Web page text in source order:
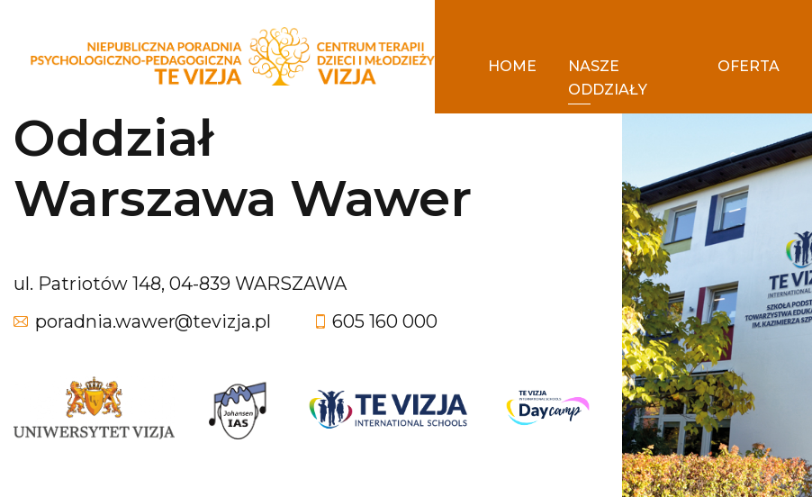
HOME
NASZE
ODDZIAŁY
OFERTA
Oddział
Warszawa Wawer
ul. Patriotów 148, 04-839 WARSZAWA
poradnia.wawer@tevizja.pl
605 160 000